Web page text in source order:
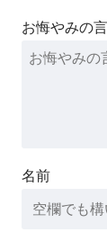
お悔やみの
名前